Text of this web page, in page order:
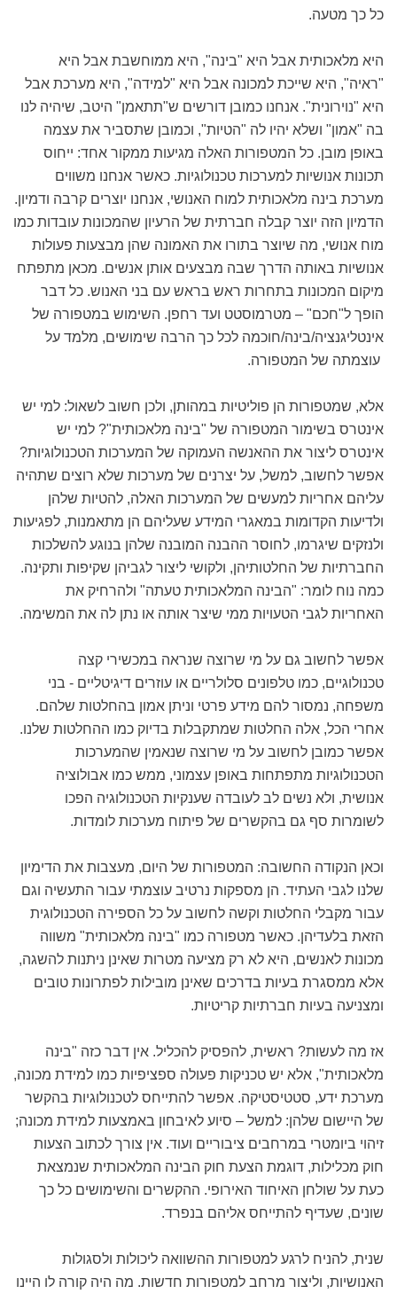
כל כך מטעה.
היא מלאכותית אבל היא "בינה", היא ממוחשבת אבל היא
"ראיה", היא שייכת למכונה אבל היא "למידה", היא מערכת אבל
היא "נוירונית". אנחנו כמובן דורשים ש"תתאמן" היטב, שיהיה לנו
בה "אמון" ושלא יהיו לה "הטיות", וכמובן שתסביר את עצמה
באופן מובן. כל המטפורות האלה מגיעות ממקור אחד: ייחוס
תכונות אנושיות למערכות טכנולוגיות. כאשר אנחנו משווים
מערכת בינה מלאכותית למוח האנושי, אנחנו יוצרים קרבה ודמיון.
הדמיון הזה יוצר קבלה חברתית של הרעיון שהמכונות עובדות כמו
מוח אנושי, מה שיוצר בתורו את האמונה שהן מבצעות פעולות
אנושיות באותה הדרך שבה מבצעים אותן אנשים. מכאן מתפתח
מיקום המכונות בתחרות ראש בראש עם בני האנוש. כל דבר
הופך ל"חכם" – מטרמוסטט ועד רחפן. השימוש במטפורה של
אינטליגנציה/בינה/חוכמה לכל כך הרבה שימושים, מלמד על
עוצמתה של המטפורה.
אלא, שמטפורות הן פוליטיות במהותן, ולכן חשוב לשאול: למי יש
אינטרס בשימור המטפורה של "בינה מלאכותית"? למי יש
אינטרס ליצור את ההאנשה העמוקה של המערכות הטכנולוגיות?
אפשר לחשוב, למשל, על יצרנים של מערכות שלא רוצים שתהיה
עליהם אחריות למעשים של המערכות האלה, להטיות שלהן
ולדיעות הקדומות במאגרי המידע שעליהם הן מתאמנות, לפגיעות
ולנזקים שיגרמו, לחוסר ההבנה המובנה שלהן בנוגע להשלכות
החברתיות של החלטותיהן, ולקושי ליצור לגביהן שקיפות ותקינה.
כמה נוח לומר: "הבינה המלאכותית טעתה" ולהרחיק את
האחריות לגבי הטעויות ממי שיצר אותה או נתן לה את המשימה.
אפשר לחשוב גם על מי שרוצה שנראה במכשירי קצה
טכנולוגיים, כמו טלפונים סלולריים או עוזרים דיגיטליים - בני
משפחה, נמסור להם מידע פרטי וניתן אמון בהחלטות שלהם.
אחרי הכל, אלה החלטות שמתקבלות בדיוק כמו ההחלטות שלנו.
אפשר כמובן לחשוב על מי שרוצה שנאמין שהמערכות
הטכנולוגיות מתפתחות באופן עצמוני, ממש כמו אבולוציה
אנושית, ולא נשים לב לעובדה שענקיות הטכנולוגיה הפכו
לשומרות סף גם בהקשרים של פיתוח מערכות לומדות.
וכאן הנקודה החשובה: המטפורות של היום, מעצבות את הדימיון
שלנו לגבי העתיד. הן מספקות נרטיב עוצמתי עבור התעשיה וגם
עבור מקבלי החלטות וקשה לחשוב על כל הספירה הטכנולוגית
הזאת בלעדיהן. כאשר מטפורה כמו "בינה מלאכותית" משווה
מכונות לאנשים, היא לא רק מציעה מטרות שאינן ניתנות להשגה,
אלא ממסגרת בעיות בדרכים שאינן מובילות לפתרונות טובים
ומצניעה בעיות חברתיות קריטיות.
אז מה לעשות? ראשית, להפסיק להכליל. אין דבר כזה "בינה
מלאכותית", אלא יש טכניקות פעולה ספציפיות כמו למידת מכונה,
מערכת ידע, סטטיסטיקה. אפשר להתייחס לטכנולוגיות בהקשר
של היישום שלהן: למשל – סיוע לאיבחון באמצעות למידת מכונה;
זיהוי ביומטרי במרחבים ציבוריים ועוד. אין צורך לכתוב הצעות
חוק מכלילות, דוגמת הצעת חוק הבינה המלאכותית שנמצאת
כעת על שולחן האיחוד האירופי. ההקשרים והשימושים כל כך
שונים, שעדיף להתייחס אליהם בנפרד.
שנית, להניח לרגע למטפורות ההשוואה ליכולות ולסגולות
האנושיות, וליצור מרחב למטפורות חדשות. מה היה קורה לו היינו